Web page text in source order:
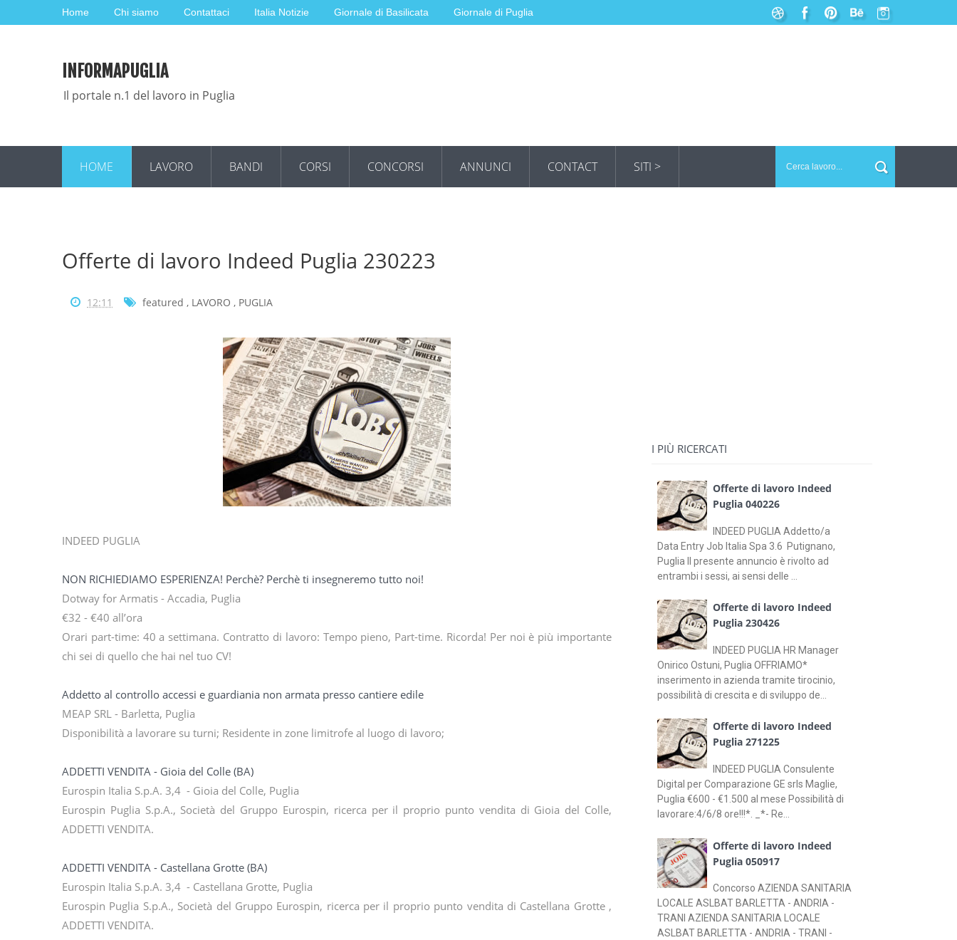
Home Chi siamo Contattaci Italia Notizie Giornale di Basilicata Giornale di Puglia
INFORMAPUGLIA
Il portale n.1 del lavoro in Puglia
HOME LAVORO BANDI CORSI CONCORSI ANNUNCI CONTACT SITI >
Offerte di lavoro Indeed Puglia 230223
12:11 featured , LAVORO , PUGLIA
INDEED PUGLIA
NON RICHIEDIAMO ESPERIENZA! Perchè? Perchè ti insegneremo tutto noi!
Dotway for Armatis - Accadia, Puglia
€32 - €40 all’ora
Orari part-time: 40 a settimana. Contratto di lavoro: Tempo pieno, Part-time. Ricorda! Per noi è più importante
chi sei di quello che hai nel tuo CV!
Addetto al controllo accessi e guardiania non armata presso cantiere edile
MEAP SRL - Barletta, Puglia
Disponibilità a lavorare su turni; Residente in zone limitrofe al luogo di lavoro;
ADDETTI VENDITA - Gioia del Colle (BA)
Eurospin Italia S.p.A. 3,4 - Gioia del Colle, Puglia
Eurospin Puglia S.p.A., Società del Gruppo Eurospin, ricerca per il proprio punto vendita di Gioia del Colle,
ADDETTI VENDITA.
ADDETTI VENDITA - Castellana Grotte (BA)
Eurospin Italia S.p.A. 3,4 - Castellana Grotte, Puglia
Eurospin Puglia S.p.A., Società del Gruppo Eurospin, ricerca per il proprio punto vendita di Castellana Grotte ,
ADDETTI VENDITA.
I PIÙ RICERCATI
Offerte di lavoro Indeed
Puglia 040226
INDEED PUGLIA Addetto/a
Data Entry Job Italia Spa 3.6 Putignano,
Puglia Il presente annuncio è rivolto ad
entrambi i sessi, ai sensi delle ...
Offerte di lavoro Indeed
Puglia 230426
INDEED PUGLIA HR Manager
Onirico Ostuni, Puglia OFFRIAMO*
inserimento in azienda tramite tirocinio,
possibilità di crescita e di sviluppo de...
Offerte di lavoro Indeed
Puglia 271225
INDEED PUGLIA Consulente
Digital per Comparazione GE srls Maglie,
Puglia €600 - €1.500 al mese Possibilità di
lavorare:4/6/8 ore!!!*. _*- Re...
Offerte di lavoro Indeed
Puglia 050917
Concorso AZIENDA SANITARIA
LOCALE ASLBAT BARLETTA - ANDRIA -
TRANI AZIENDA SANITARIA LOCALE
ASLBAT BARLETTA - ANDRIA - TRANI -